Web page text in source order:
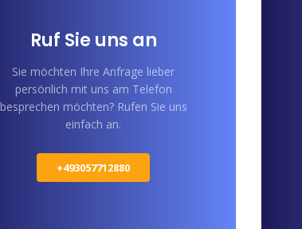
Ruf Sie uns an
Sie möchten Ihre Anfrage lieber
persönlich mit uns am Telefon
besprechen möchten? Rufen Sie uns
einfach an.
+493057712880